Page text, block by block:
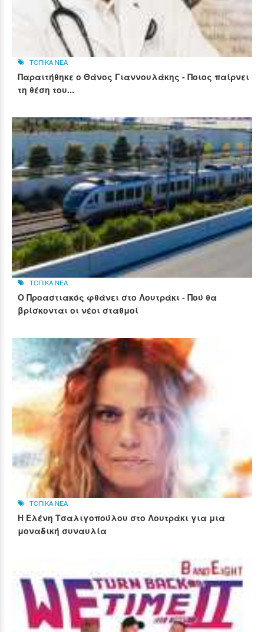
ΤΟΠΙΚΑ ΝΕΑ
Παραιτήθηκε ο Θάνος Γιαννουλάκης - Ποιος παίρνει
τη θέση του...
ΤΟΠΙΚΑ ΝΕΑ
Ο Προαστιακός φθάνει στο Λουτράκι - Πού θα
βρίσκονται οι νέοι σταθμοί
ΤΟΠΙΚΑ ΝΕΑ
Η Ελένη Τσαλιγοπούλου στο Λουτράκι για μια
μοναδική συναυλία